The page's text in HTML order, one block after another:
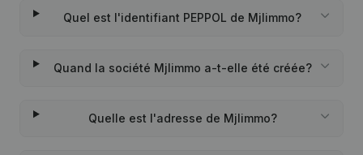
Quel est l'identifiant PEPPOL de Mjlimmo?
Quand la société Mjlimmo a-t-elle été créée?
Quelle est l'adresse de Mjlimmo?